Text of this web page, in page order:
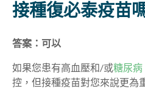
接種復必泰疫苗
答案：可以
如果您患有高血壓和/或糖尿病
控，但接種疫苗對您來說更為